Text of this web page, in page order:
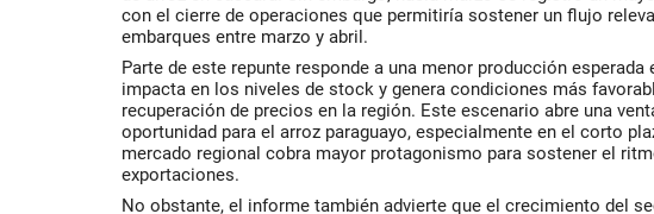
con el cierre de operaciones que permitiría sostener un flujo
embarques entre marzo y abril.
Parte de este repunte responde a una menor producción esperada
impacta en los niveles de stock y genera condiciones más
recuperación de precios en la región. Este escenario abre una
oportunidad para el arroz paraguayo, especialmente en el corto
mercado regional cobra mayor protagonismo para sostener el
exportaciones.
No obstante, el informe también advierte que el crecimiento del